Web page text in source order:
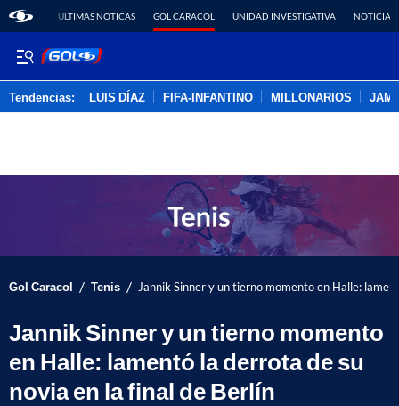
ÚLTIMAS NOTICAS GOL CARACOL UNIDAD INVESTIGATIVA NOTICIAS
Tendencias: LUIS DÍAZ FIFA-INFANTINO MILLONARIOS
Gol Caracol / Tenis / Jannik Sinner y un tierno momento en Halle:
Jannik Sinner y un tierno momento
en Halle: lamentó la derrota de su
novia en la final de Berlín